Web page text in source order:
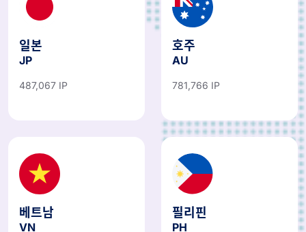
일본
JP
487,067 IP
호주
AU
781,766 IP
베트남
VN
필리핀
PH